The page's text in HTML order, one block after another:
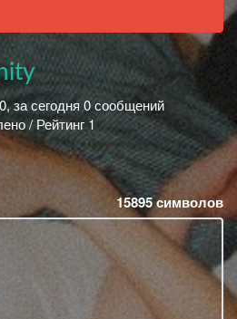
за сегодня 0 сообщений
/ Рейтинг 1
15895символов